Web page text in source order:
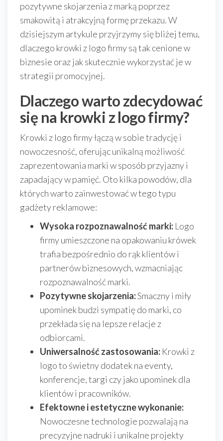
pozytywne skojarzenia z marką poprzez
smakowitą i atrakcyjną formę przekazu. W
dzisiejszym artykule przyjrzymy się bliżej temu,
dlaczego krowki z logo firmy są tak cenione w
biznesie oraz jak skutecznie wykorzystać je w
strategii promocyjnej.
Dlaczego warto zdecydować
się na krowki z logo firmy?
Krowki z logo firmy łączą w sobie tradycję i
nowoczesność, oferując unikalną możliwość
zaprezentowania marki w sposób przyjazny i
zapadający w pamięć. Oto kilka powodów, dla
których warto zainwestować w tego typu
gadżety reklamowe:
Wysoka rozpoznawalność marki: Logo
firmy umieszczone na opakowaniu krówek
trafia bezpośrednio do rąk klientów i
partnerów biznesowych, wzmacniając
rozpoznawalność marki.
Pozytywne skojarzenia:Smaczny i miły
upominek budzi sympatię do marki, co
przekłada się na lepsze relacje z
odbiorcami.
Uniwersalność zastosowania: Krowki z
logo to świetny dodatek na eventy,
konferencje, targi czy jako upominek dla
klientów i pracowników.
Efektowne i estetyczne wykonanie:
Nowoczesne technologie pozwalają na
precyzyjne nadruki i unikalne projekty